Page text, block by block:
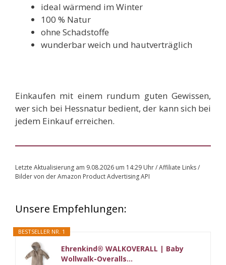
ideal wärmend im Winter
100 % Natur
ohne Schadstoffe
wunderbar weich und hautverträglich
Einkaufen mit einem rundum guten Gewissen,
wer sich bei Hessnatur bedient, der kann sich bei
jedem Einkauf erreichen.
Letzte Aktualisierung am 9.08.2026 um 14:29 Uhr / Affiliate Links /
Bilder von der Amazon Product Advertising API
Unsere Empfehlungen:
BESTSELLER NR. 1
Ehrenkind® WALKOVERALL | Baby
Wollwalk-Overalls...